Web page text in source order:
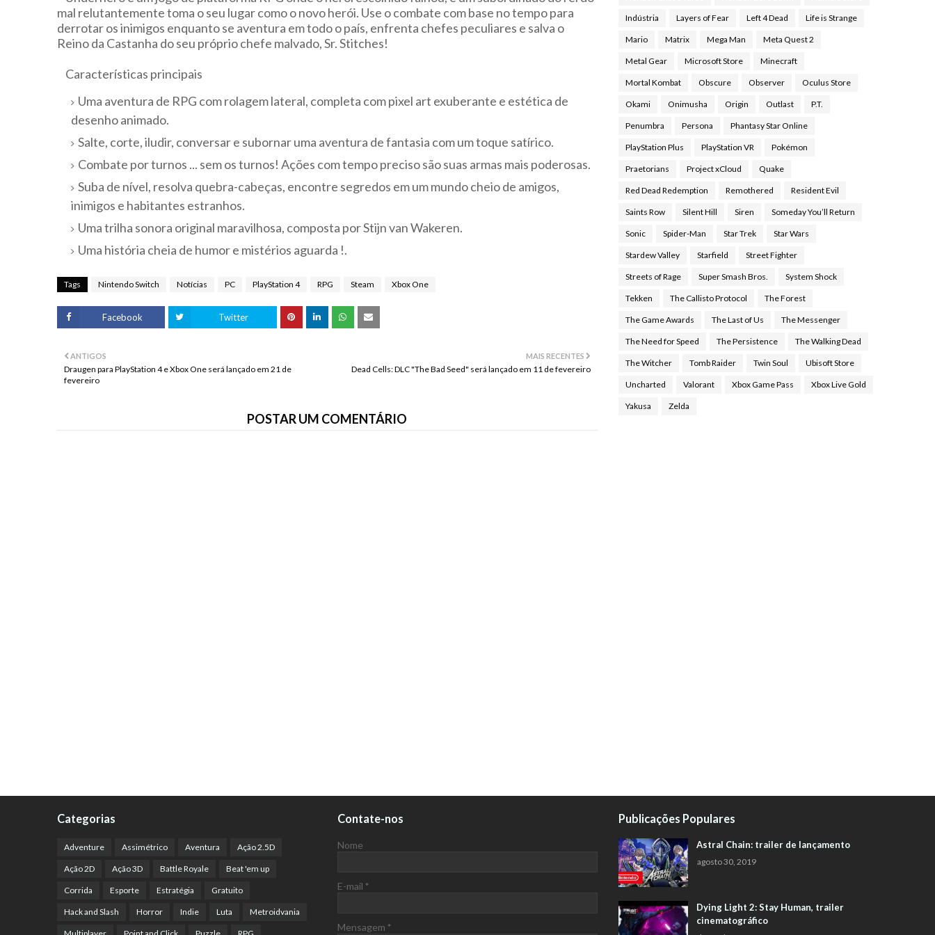
mal relutantemente toma o seu lugar como o novo herói. Use o combate com base no tempo para
derrotar os inimigos enquanto se aventura em todo o país, enfrenta chefes peculiares e salva o
Reino da Castanha do seu próprio chefe malvado, Sr. Stitches!
Características principais
Uma aventura de RPG com rolagem lateral, completa com pixel art exuberante e estética de
desenho animado.
Salte, corte, iludir, conversar e subornar uma aventura de fantasia com um toque satírico.
Combate por turnos ... sem os turnos! Ações com tempo preciso são suas armas mais poderosas.
Suba de nível, resolva quebra-cabeças, encontre segredos em um mundo cheio de amigos,
inimigos e habitantes estranhos.
Uma trilha sonora original maravilhosa, composta por Stijn van Wakeren.
Uma história cheia de humor e mistérios aguarda !.
Tags Nintendo Switch Notícias PC PlayStation 4 RPG Steam Xbox One
Facebook Twitter
MAIS RECENTES
Dead Cells: DLC "The Bad Seed" será lançado em 11 de fevereiro
ANTIGOS
Draugen para PlayStation 4 e Xbox One será lançado em 21 de
fevereiro
POSTAR UM COMENTÁRIO
Indústria Layers of Fear Left 4 Dead Life is Strange
Mario Matrix Mega Man Meta Quest 2
Metal Gear Microsoft Store Minecraft
Mortal Kombat Obscure Observer Oculus Store
Okami Onimusha Origin Outlast P.T.
Penumbra Persona Phantasy Star Online
PlayStation Plus PlayStation VR Pokémon
Praetorians Project xCloud Quake
Red Dead Redemption Remothered Resident Evil
Saints Row Silent Hill Siren Someday You’ll Return
Sonic Spider-Man Star Trek Star Wars
Stardew Valley Starfield Street Fighter
Streets of Rage Super Smash Bros. System Shock
Tekken The Callisto Protocol The Forest
The Game Awards The Last of Us The Messenger
The Need for Speed The Persistence The Walking Dead
The Witcher Tomb Raider Twin Soul Ubisoft Store
Uncharted Valorant Xbox Game Pass Xbox Live Gold
Yakusa Zelda
Categorias
Adventure Assimétrico Aventura Ação 2.5D
Ação 2D Ação 3D Battle Royale Beat 'em up
Corrida Esporte Estratégia Gratuito
Hack and Slash Horror Indie Luta Metroidvania
Contate-nos
Nome
E-mail *
Mensagem *
Publicações Populares
Astral Chain: trailer de lançamento
agosto 30, 2019
Dying Light 2: Stay Human, trailer
cinematográfico